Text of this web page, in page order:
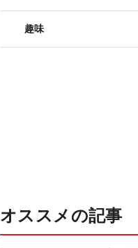
趣味
オススメの記事